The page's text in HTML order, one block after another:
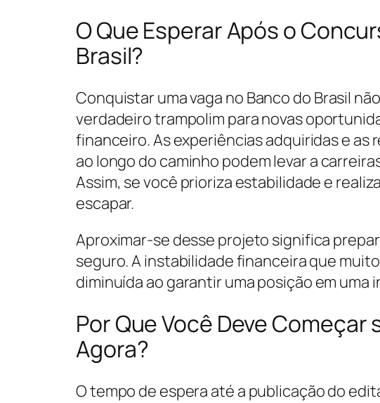
O Que Esperar Após o
Brasil?
Conquistar uma vaga no Banco do Brasil
verdadeiro trampolim para novas
financeiro. As experiências adquiridas e
ao longo do caminho podem levar a
Assim, se você prioriza estabilidade e
escapar.
Aproximar-se desse projeto significa
seguro. A instabilidade financeira que
diminuída ao garantir uma posição em
Por Que Você Deve Começar
Agora?
O tempo de espera até a publicação do